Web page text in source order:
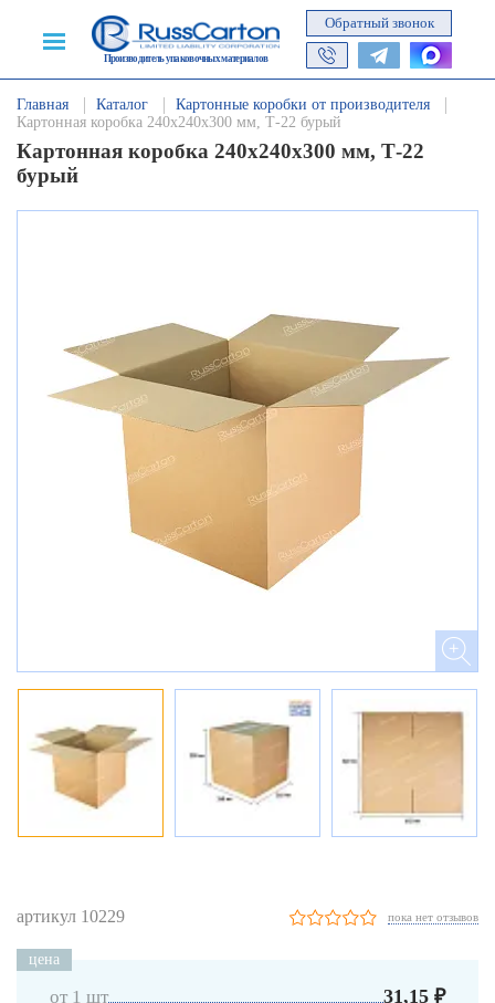
Производитель упаковочных материалов
Обратный звонок
Главная Каталог
Картонные коробки от производителя
Картонная коробка 240х240х300 мм, Т-22 бурый
Картонная коробка 240х240х300 мм, Т-22
бурый
артикул 10229 пока нет отзывов
цена
от 1 шт 31,15 ₽